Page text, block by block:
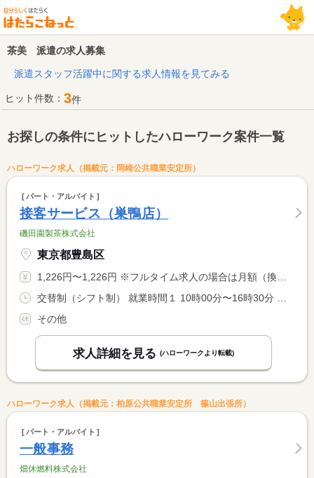
茶美 派遣の求人募集
派遣スタッフ活躍中に関する求人情報を見てみる
ヒット件数： 3件
お探しの条件にヒットしたハローワーク案件一覧
ハローワーク求人（掲載元：岡崎公共職業安定所）
パート・アルバイト
接客サービス（巣鴨店）
磯田園製茶株式会社
東京都豊島区
1,226円〜1,226円 ※フルタイム求人の場合は月額（換算額）、パート求人の場合は時間額を表示しています。
その他
求人詳細を見る (ハローワークより転載)
ハローワーク求人（掲載元：柏原公共職業安定所 篠山出張所）
パート・アルバイト
一般事務
畑休燃料株式会社